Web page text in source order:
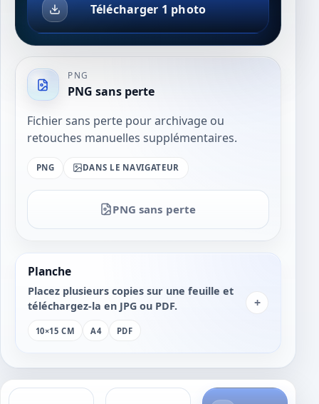
Télécharger 1 photo
PNG
PNG sans perte
Fichier sans perte pour archivage ou
retouches manuelles supplémentaires.
PNG DANS LE NAVIGATEUR
PNG sans perte
Planche
Placez plusieurs copies sur une feuille et
téléchargez-la en JPG ou PDF.
10×15 CM A4 PDF
+